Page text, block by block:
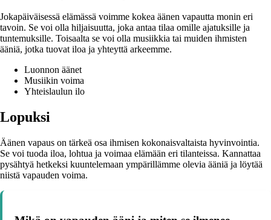
Jokapäiväisessä elämässä voimme kokea äänen vapautta monin eri
tavoin. Se voi olla hiljaisuutta, joka antaa tilaa omille ajatuksille ja
tuntemuksille. Toisaalta se voi olla musiikkia tai muiden ihmisten
ääniä, jotka tuovat iloa ja yhteyttä arkeemme.
Luonnon äänet
Musiikin voima
Yhteislaulun ilo
Lopuksi
Äänen vapaus on tärkeä osa ihmisen kokonaisvaltaista hyvinvointia.
Se voi tuoda iloa, lohtua ja voimaa elämään eri tilanteissa. Kannattaa
pysähtyä hetkeksi kuuntelemaan ympärillämme olevia ääniä ja löytää
niistä vapauden voima.